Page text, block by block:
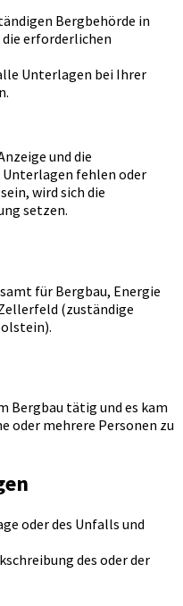
Bergbehörde in
erforderlichen
Unterlagen bei Ihrer
und die
fehlen oder
wird sich die
setzen.
für Bergbau, Energie
(zuständige
Bergbau tätig und es kam
oder mehrere Personen zu
oder des Unfalls und
des oder der